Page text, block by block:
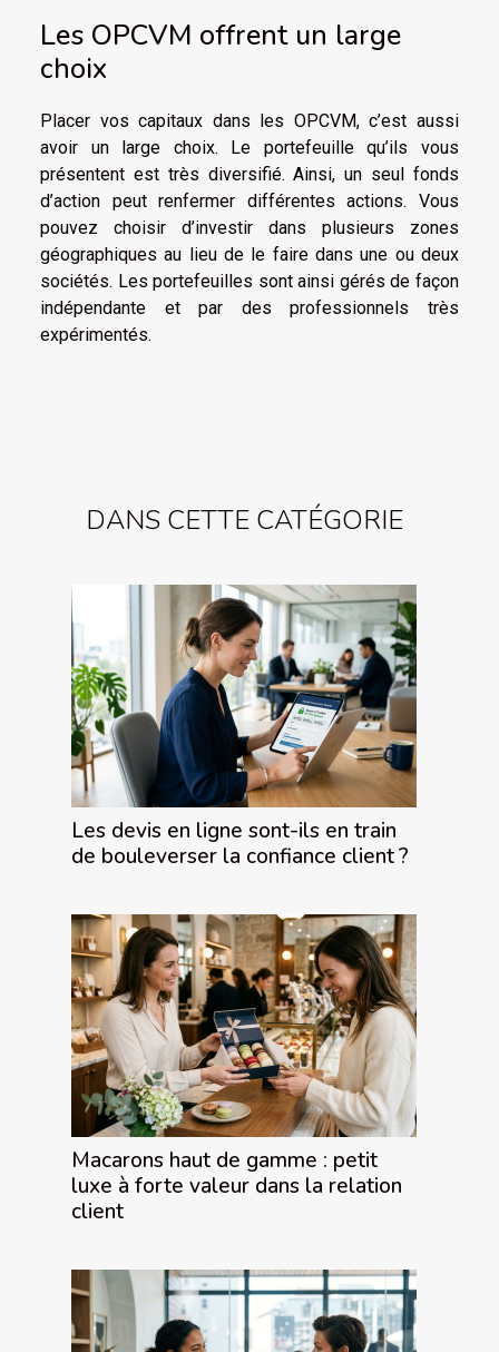
Les OPCVM offrent un large
choix
Placer vos capitaux dans les OPCVM, c’est aussi
avoir un large choix. Le portefeuille qu’ils vous
présentent est très diversifié. Ainsi, un seul fonds
d’action peut renfermer différentes actions. Vous
pouvez choisir d’investir dans plusieurs zones
géographiques au lieu de le faire dans une ou deux
sociétés. Les portefeuilles sont ainsi gérés de façon
indépendante et par des professionnels très
expérimentés.
DANS CETTE CATÉGORIE
Les devis en ligne sont-ils en train
de bouleverser la confiance client ?
Macarons haut de gamme : petit
luxe à forte valeur dans la relation
client